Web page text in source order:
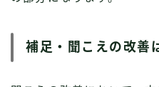
補足・聞こえの改善